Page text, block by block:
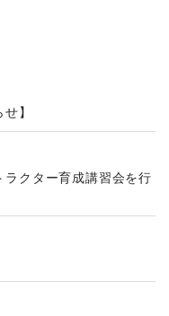
】
ラクター育成講習会を行